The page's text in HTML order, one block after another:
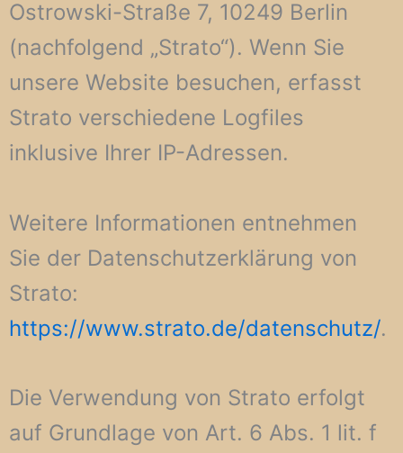
Ostrowski-Straße 7, 10249 Berlin
(nachfolgend „Strato“). Wenn Sie
unsere Website besuchen, erfasst
Strato verschiedene Logfiles
inklusive Ihrer IP-Adressen.
Weitere Informationen entnehmen
Sie der Datenschutzerklärung von
Strato:
https://www.strato.de/datenschutz/.
Die Verwendung von Strato erfolgt
auf Grundlage von Art. 6 Abs. 1 lit. f